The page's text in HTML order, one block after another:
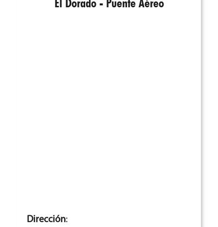
El Dorado - Puente Aéreo
Dirección: